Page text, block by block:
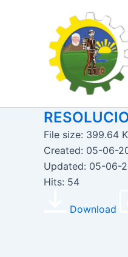
File size: 399.64
Created: 05-06-
Updated: 05-06-
Hits: 54
Download